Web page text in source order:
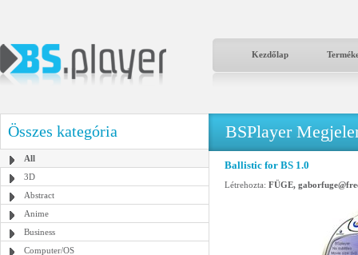
Kezdőlap
Összes kategória
All
3D
Abstract
Anime
Business
Computer/OS
BSPlayer
Ballistic for BS 1.0
Létrehozta: FÜGE,